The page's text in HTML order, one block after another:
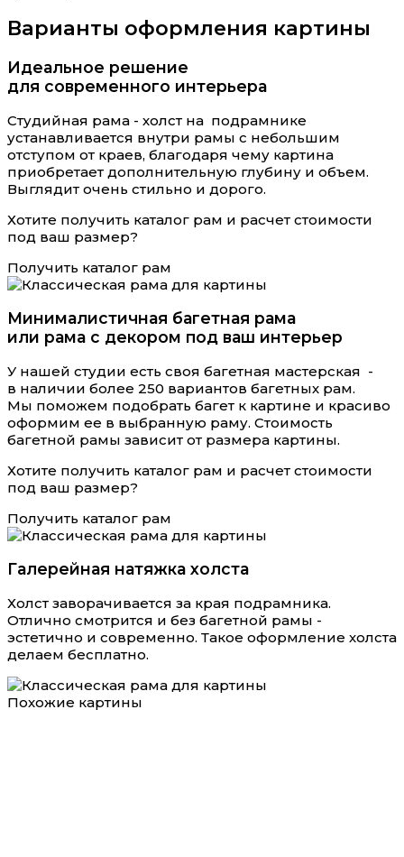
Варианты оформления картины
Идеальное решение
для современного интерьера
Студийная рама - холст на подрамнике
устанавливается внутри рамы с небольшим
отступом от краев, благодаря чему картина
приобретает дополнительную глубину и объем.
Выглядит очень стильно и дорого.
Хотите получить каталог рам и расчет стоимости
под ваш размер?
Получить каталог рам
Минималистичная багетная рама
или рама с декором под ваш интерьер
У нашей студии есть своя багетная мастерская -
в наличии более 250 вариантов багетных рам.
Мы поможем подобрать багет к картине и красиво
оформим ее в выбранную раму. Стоимость
багетной рамы зависит от размера картины.
Хотите получить каталог рам и расчет стоимости
под ваш размер?
Получить каталог рам
Галерейная натяжка холста
Холст заворачивается за края подрамника.
Отлично смотрится и без багетной рамы -
эстетично и современно. Такое оформление холста
делаем бесплатно.
Похожие картины